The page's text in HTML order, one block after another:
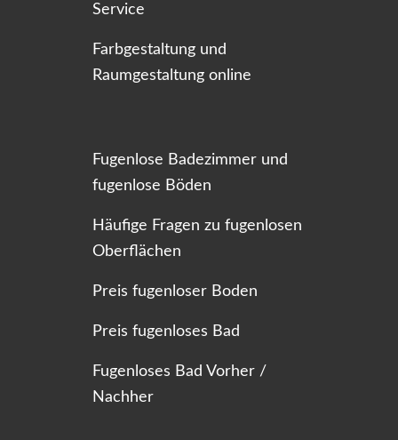
Service
Farbgestaltung und
Raumgestaltung online
Fugenlose Badezimmer und
fugenlose Böden
Häufige Fragen zu fugenlosen
Oberflächen
Preis fugenloser Boden
Preis fugenloses Bad
Fugenloses Bad Vorher /
Nachher